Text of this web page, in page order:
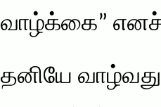
வாழ்க்கை”
தனியே